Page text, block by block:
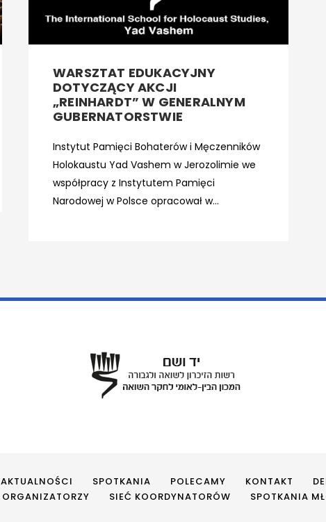
WARSZTAT EDUKACYJNY
DOTYCZĄCY AKCJI
„REINHARDT” W GENERALNYM
GUBERNATORSTWIE
Instytut Pamięci Bohaterów i Męczenników
Holokaustu Yad Vashem w Jerozolimie we
współpracy z Instytutem Pamięci
Narodowej w Polsce opracował w...
AKTUALNOŚCI SPOTKANIA POLECAMY KONTAKT
ORGANIZATORZY SIEĆ KOORDYNATORÓW SPOTKANIA